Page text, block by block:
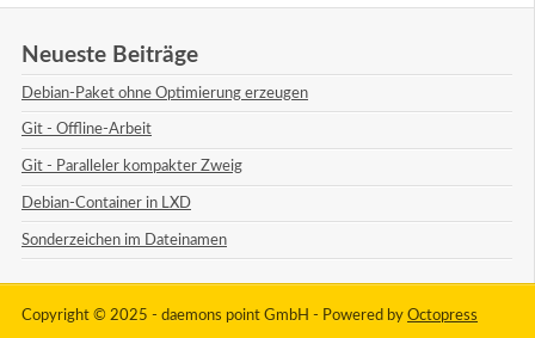
Neueste Beiträge
Debian-Paket ohne Optimierung erzeugen
Git - Offline-Arbeit
Git - Paralleler kompakter Zweig
Debian-Container in LXD
Sonderzeichen im Dateinamen
Copyright © 2025 - daemons point GmbH - Powered by Octopress